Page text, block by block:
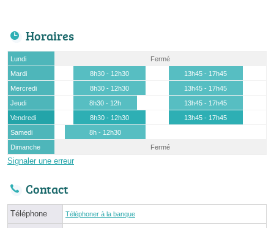
Horaires
Lundi
Fermé
Mardi
8h30 - 12h30
13h45 - 17h45
Mercredi
8h30 - 12h30
13h45 - 17h45
Jeudi
8h30 - 12h
13h45 - 17h45
Vendredi
8h30 - 12h30
13h45 - 17h45
Samedi
8h - 12h30
Dimanche
Fermé
Signaler une erreur
Contact
Téléphone Téléphoner à la banque